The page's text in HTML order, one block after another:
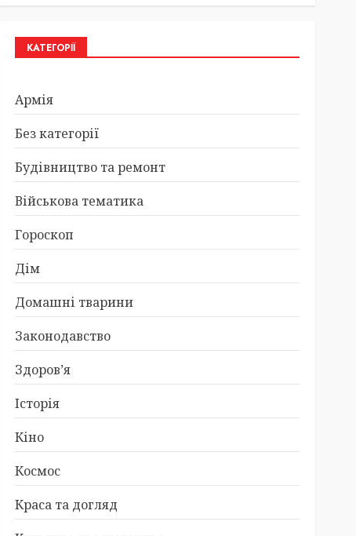
КАТЕГОРІЇ
Армія
Без категорії
Будівництво та ремонт
Військова тематика
Гороскоп
Дім
Домашні тварини
Законодавство
Здоров’я
Історія
Кіно
Космос
Краса та догляд